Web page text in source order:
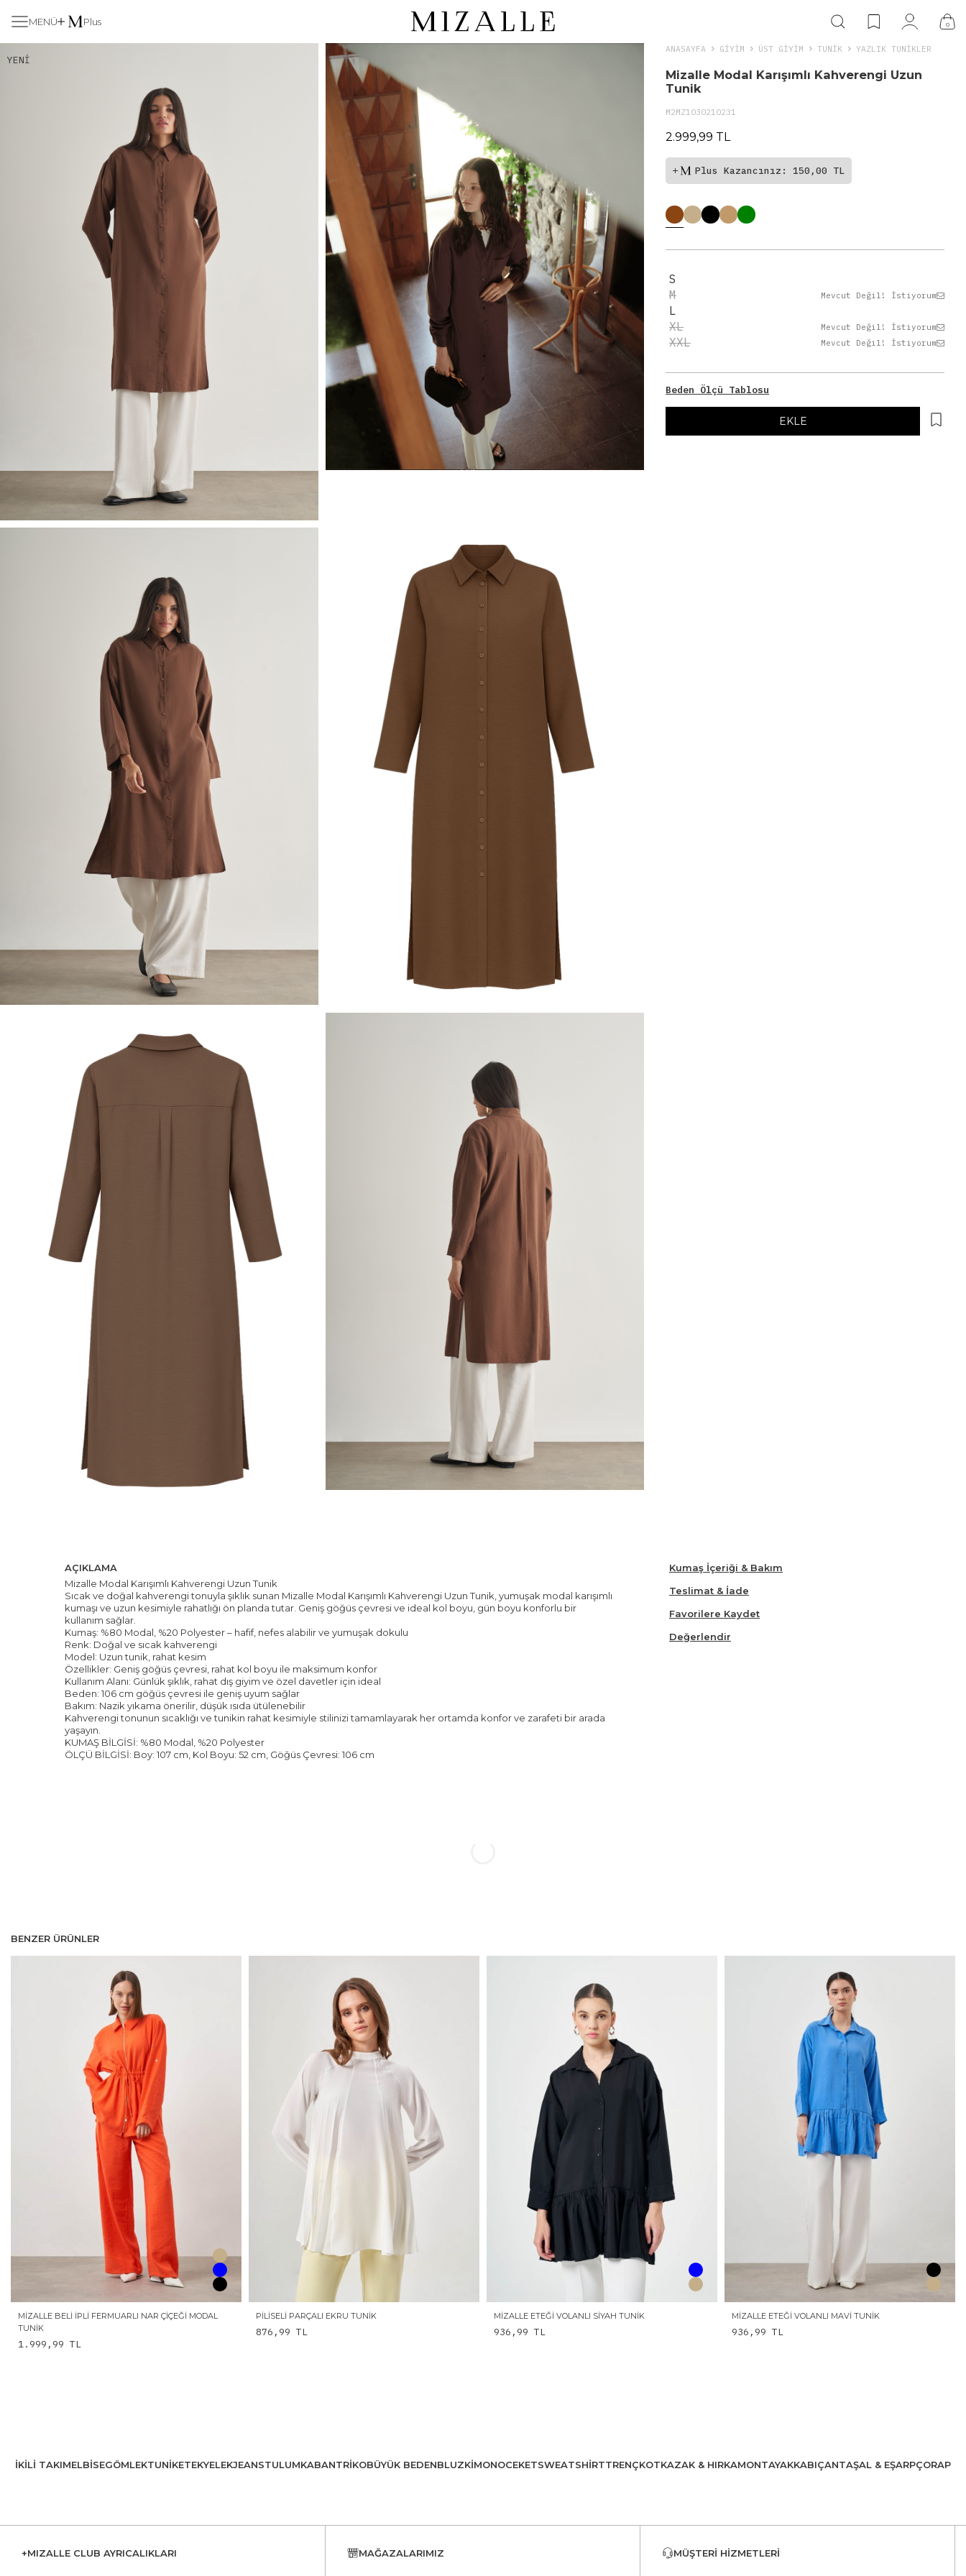
MENÜ Plus 0
YENI
ANASAYFA GIYIM ÜST GİYİM TUNIK YAZLIK TUNIKLER
Mizalle Modal Karışımlı Kahverengi Uzun
Tunik
M2MZ1030210231
2.999,99 TL
Plus Kazancınız: 150,00 TL
S
M
Mevcut Değil! İstiyorum
L
XL
Mevcut Değil! İstiyorum
XXL Mevcut Değil! İstiyorum
Beden Ölçü Tablosu
EKLE
AÇIKLAMA
Mizalle Modal Karışımlı Kahverengi Uzun Tunik
Sıcak ve doğal kahverengi tonuyla şıklık sunan Mizalle Modal Karışımlı Kahverengi Uzun Tunik, yumuşak modal karışımlı
kumaşı ve uzun kesimiyle rahatlığı ön planda tutar. Geniş göğüs çevresi ve ideal kol boyu, gün boyu konforlu bir
kullanım sağlar.
Kumaş: %80 Modal, %20 Polyester – hafif, nefes alabilir ve yumuşak dokulu
Renk: Doğal ve sıcak kahverengi
Model: Uzun tunik, rahat kesim
Özellikler: Geniş göğüs çevresi, rahat kol boyu ile maksimum konfor
Kullanım Alanı: Günlük şıklık, rahat dış giyim ve özel davetler için ideal
Beden: 106 cm göğüs çevresi ile geniş uyum sağlar
Bakım: Nazik yıkama önerilir, düşük ısıda ütülenebilir
Kahverengi tonunun sıcaklığı ve tunikin rahat kesimiyle stilinizi tamamlayarak her ortamda konfor ve zarafeti bir arada
yaşayın.
KUMAŞ BİLGİSİ: %80 Modal, %20 Polyester
ÖLÇÜ BİLGİSİ: Boy: 107 cm, Kol Boyu: 52 cm, Göğüs Çevresi: 106 cm
Kumaş İçeriği & Bakım
Teslimat & İade
Favorilere Kaydet
Değerlendir
BENZER ÜRÜNLER
MIZALLE BELI İPLI FERMUARLI NAR ÇIÇEĞI MODAL
TUNIK
1.999,99 TL
PILISELI PARÇALI EKRU TUNIK
876,99 TL
MIZALLE ETEĞI VOLANLI SIYAH TUNIK
936,99 TL
MIZALLE ETEĞI VOLANLI MAVI TUNIK
936,99 TL
İKILI TAKIMELBISEGÖMLEKTUNIKETEKYELEKJEANSTULUMKABANTRIKOBÜYÜK BEDENBLUZKIMONOCEKETSWEATSHIRTTRENÇKOTKAZAK & HIRKAMONTAYAKKABIÇANTAŞAL & EŞARPÇORAP
+MIZALLE CLUB AYRICALIKLARI MAĞAZALARIMIZ MÜŞTERI HIZMETLERI